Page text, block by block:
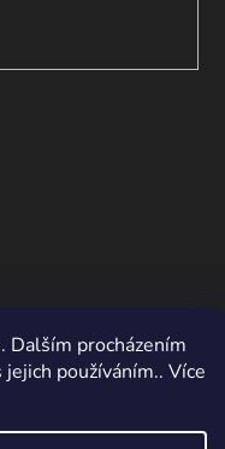
Dalším procházením
používáním.. Více